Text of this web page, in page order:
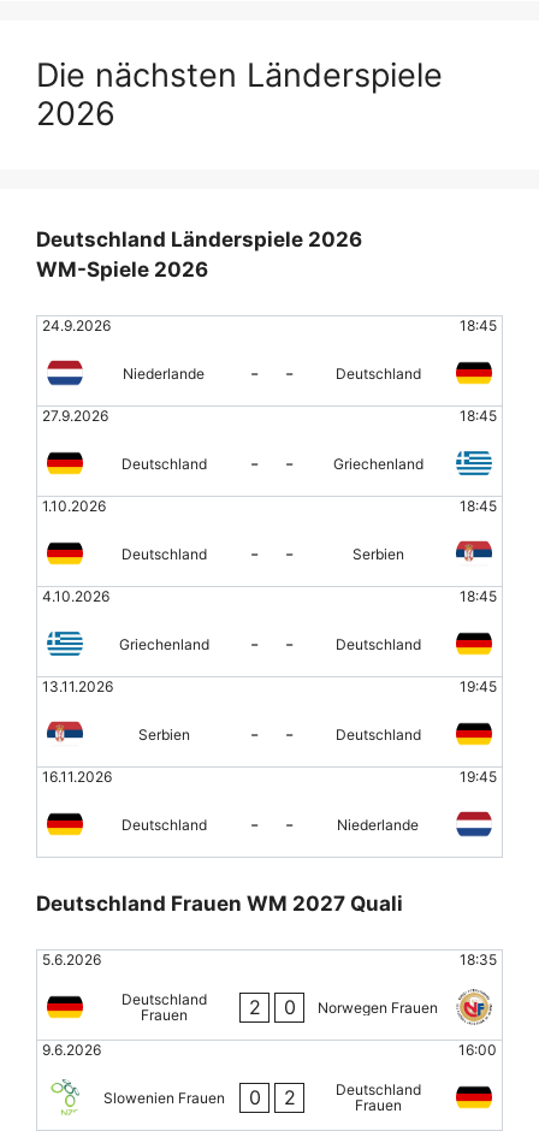
Die nächsten Länderspiele
2026
Deutschland Länderspiele 2026
WM-Spiele 2026
24.9.2026 18:45
Niederlande - - Deutschland
27.9.2026 18:45
Deutschland - - Griechenland
1.10.2026 18:45
Deutschland - - Serbien
4.10.2026 18:45
Griechenland - - Deutschland
13.11.2026 19:45
Serbien - - Deutschland
16.11.2026 19:45
Deutschland - - Niederlande
Deutschland Frauen WM 2027 Quali
5.6.2026 18:35
Deutschland
Frauen
2 0 Norwegen Frauen
9.6.2026 16:00
Slowenien Frauen 0 2
Deutschland
Frauen